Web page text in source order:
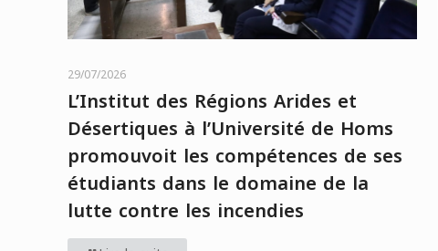
29/07/2026
L’Institut des Régions Arides et
Désertiques à l’Université de Homs
promouvoit les compétences de ses
étudiants dans le domaine de la
lutte contre les incendies